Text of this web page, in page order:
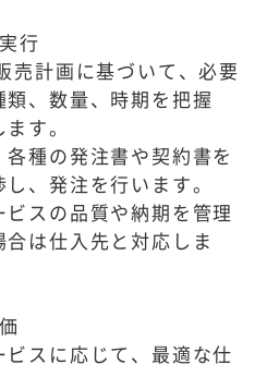
行
売計画に基づいて、必要
、数量、時期を把握
す。
各種の発注書や契約書を
、発注を行います。
ビスの品質や納期を管理
は仕入先と対応しま
ビスに応じて、最適な仕